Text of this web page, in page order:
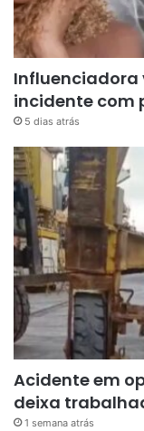
Influenciadora
incidente com
5 dias atrás
Acidente em
deixa
1 semana atrás